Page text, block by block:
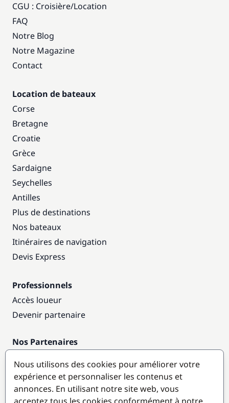
CGU : Croisière/Location
FAQ
Notre Blog
Notre Magazine
Contact
Location de bateaux
Corse
Bretagne
Croatie
Grèce
Sardaigne
Seychelles
Antilles
Plus de destinations
Nos bateaux
Itinéraires de navigation
Devis Express
Professionnels
Accès loueur
Devenir partenaire
Nos Partenaires
Destinations populaires
Nous utilisons des cookies pour améliorer votre
expérience et personnaliser les contenus et
annonces. En utilisant notre site web, vous